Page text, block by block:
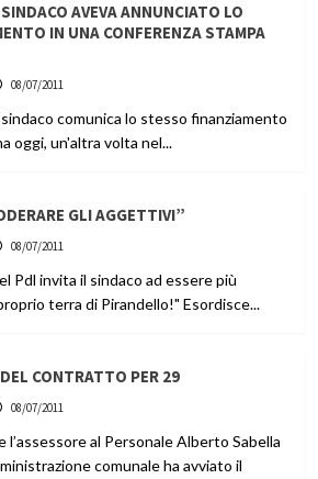
AVEVA ANNUNCIATO LO
IN UNA CONFERENZA STAMPA
08/07/2011
comunica lo stesso finanziamento
oggi, un'altra volta nel...
GLI AGGETTIVI”
08/07/2011
Pdl invita il sindaco ad essere più
terra di Pirandello!" Esordisce...
CONTRATTO PER 29
08/07/2011
l’assessore al Personale Alberto Sabella
comunale ha avviato il